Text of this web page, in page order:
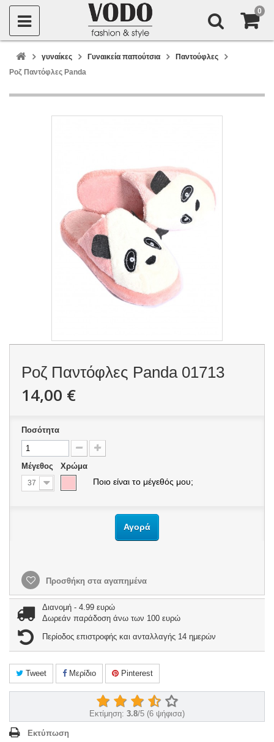
0
γυναίκες Γυναικεία παπούτσια
Παντούφλες
Ροζ Παντόφλες Panda
Ροζ Παντόφλες Panda 01713
14,00 €
Ποσότητα
Μέγεθος
37
Χρώμα
Ποιο είναι το μέγεθός μου;
Αγορά
Προσθήκη στα αγαπημένα
Διανομή - 4.99 ευρώ
Δωρεάν παράδοση άνω των 100 ευρώ
Περίοδος επιστροφής και ανταλλαγής 14 ημερών
Tweet Μερίδιο Pinterest
Εκτίμηση: 3.8/5 (6 ψήφισα)
Εκτύπωση